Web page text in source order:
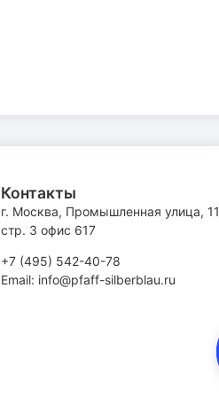
Контакты
г. Москва, Промышленная улица, 11
стр. 3 офис 617
+7 (495) 542-40-78
Email: info@pfaff-silberblau.ru